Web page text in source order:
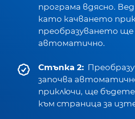
програма вдясно.
като качването
преобразуването ще
автоматично.
Стъпка 2:
започва
приключи, ще бъдете
към страница за